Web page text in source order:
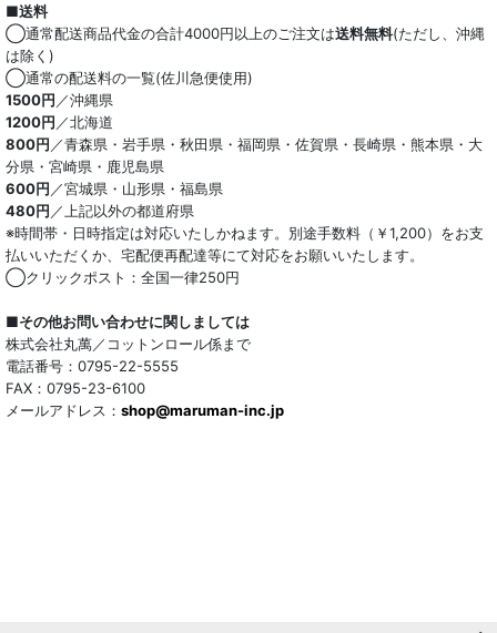
■送料
◯通常配送商品代金の合計4000円以上のご注文は送料無料(ただし、沖縄
は除く)
◯通常の配送料の一覧(佐川急便使用)
1500円 ／沖縄県
1200円 ／北海道
800円 ／青森県・岩手県・秋田県・福岡県・佐賀県・長崎県・熊本県・大
分県・宮崎県・鹿児島県
600円 ／宮城県・山形県・福島県
480円 ／上記以外の都道府県
※時間帯・日時指定は対応いたしかねます。別途手数料（￥1,200）をお支
払いいただくか、宅配便再配達等にて対応をお願いいたします。
◯クリックポスト：全国一律250円
■その他お問い合わせに関しましては
株式会社丸萬／コットンロール係まで
電話番号：0795-22-5555
FAX：0795-23-6100
メールアドレス： shop@maruman-inc.jp